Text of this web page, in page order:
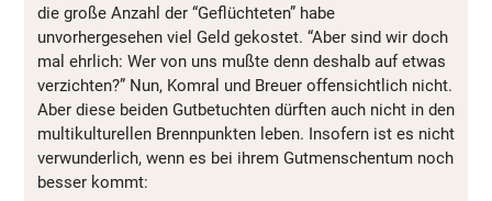
die große Anzahl der “Geflüchteten” habe
unvorhergesehen viel Geld gekostet. “Aber sind wir doch
mal ehrlich: Wer von uns mußte denn deshalb auf etwas
verzichten?” Nun, Komral und Breuer offensichtlich nicht.
Aber diese beiden Gutbetuchten dürften auch nicht in den
multikulturellen Brennpunkten leben. Insofern ist es nicht
verwunderlich, wenn es bei ihrem Gutmenschentum noch
besser kommt: